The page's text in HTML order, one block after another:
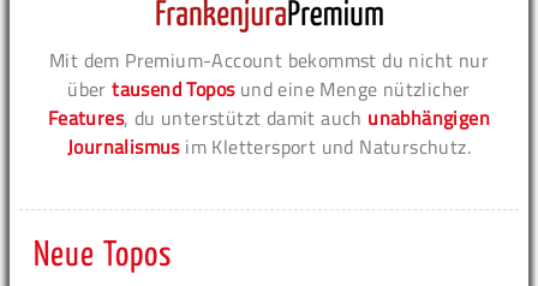
Mit dem Premium-Account bekommst du nicht nur
übertausend Toposund eine Menge nützlicher
Features, du unterstützt damit auch unabhängigen
Journalismusim Klettersport und Naturschutz.
Neue Topos